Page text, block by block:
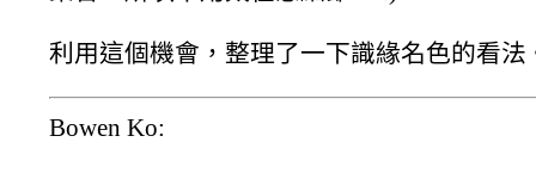
利用這個機會，整理了一下識緣名色的看
Bowen Ko: